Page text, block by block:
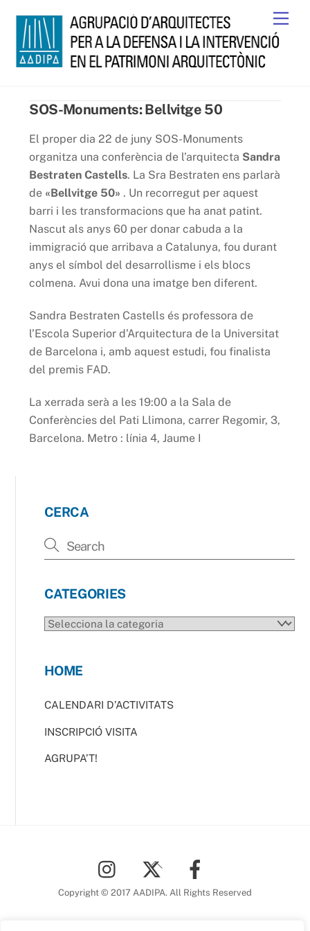
content
SOS-Monuments: Bellvitge 50
El proper dia 22 de juny SOS-Monuments
organitza una conferència de l’arquitecta Sandra
Bestraten Castells. La Sra Bestraten ens parlarà
de «Bellvitge 50» . Un recorregut per aquest
barri i les transformacions que ha anat patint.
Nascut als anys 60 per donar cabuda a la
immigració que arribava a Catalunya, fou durant
anys el símbol del desarrollisme i els blocs
colmena. Avui dona una imatge ben diferent.
Sandra Bestraten Castells és professora de
l’Escola Superior d’Arquitectura de la Universitat
de Barcelona i, amb aquest estudi, fou finalista
del premis FAD.
La xerrada serà a les 19:00 a la Sala de
Conferències del Pati Llimona, carrer Regomir, 3,
Barcelona. Metro : línia 4, Jaume I
CERCA
CATEGORIES
CATEGORIES
HOME
CALENDARI D’ACTIVITATS
INSCRIPCIÓ VISITA
AGRUPA’T!
To
Top
Copyright © 2017 AADIPA. All Rights Reserved